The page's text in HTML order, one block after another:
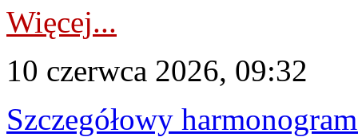
Więcej...
10 czerwca 2026, 09:32
Szczegółowy